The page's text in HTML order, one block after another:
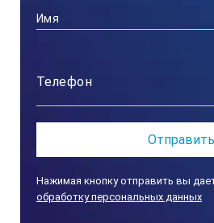
Разрешение
Точность
Нажимая кнопку отправить вы
обработку персональных данных